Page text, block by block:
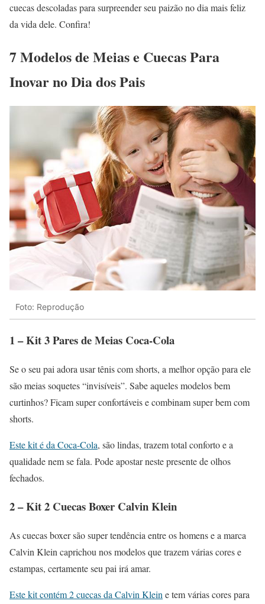
cuecas descoladas para surpreender seu paizão no dia mais feliz
da vida dele. Confira!
7 Modelos de Meias e Cuecas Para
Inovar no Dia dos Pais
Foto: Reprodução
1 – Kit 3 Pares de Meias Coca-Cola
Se o seu pai adora usar tênis com shorts, a melhor opção para ele
são meias soquetes “invisíveis”. Sabe aqueles modelos bem
curtinhos? Ficam super confortáveis e combinam super bem com
shorts.
Este kit é da Coca-Cola, são lindas, trazem total conforto e a
qualidade nem se fala. Pode apostar neste presente de olhos
fechados.
2 – Kit 2 Cuecas Boxer Calvin Klein
As cuecas boxer são super tendência entre os homens e a marca
Calvin Klein caprichou nos modelos que trazem várias cores e
estampas, certamente seu pai irá amar.
Este kit contém 2 cuecas da Calvin Klein e tem várias cores para